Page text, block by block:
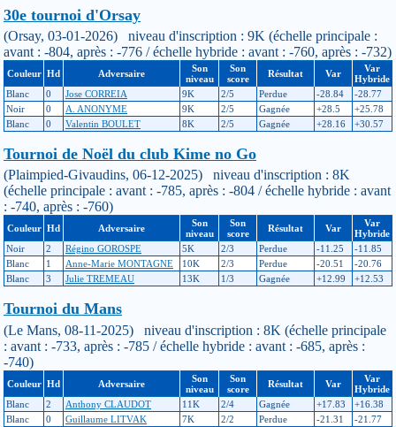
30e tournoi d'Orsay
(Orsay, 03-01-2026) niveau d'inscription : 9K (échelle principale :
avant : -804, après : -776 / échelle hybride : avant : -760, après : -732)
Couleur Hd Adversaire
Son
niveau
Son
score
Résultat Var
Var
Hybride
Blanc
0 Jose CORREIA 9K 2/5 Perdue -28.84
-28.77
Noir
0 A. ANONYME 9K 2/5 Gagnée +28.5
+25.78
Blanc
0 Valentin BOULET 8K 2/5 Gagnée +28.16 +30.57
Tournoi de Noël du club Kime no Go
(Plaimpied-Givaudins, 06-12-2025) niveau d'inscription : 8K
(échelle principale : avant : -785, après : -804 / échelle hybride : avant
: -740, après : -760)
Couleur Hd Adversaire
Son
niveau
Son
score
Résultat Var
Var
Hybride
Noir
2 Régino GOROSPE 5K 2/3 Perdue -11.25
-11.85
Blanc
1 Anne-Marie MONTAGNE 10K 2/3 Perdue -20.51
-20.76
Blanc
3 Julie TREMEAU 13K 1/3 Gagnée +12.99 +12.53
Tournoi du Mans
(Le Mans, 08-11-2025) niveau d'inscription : 8K (échelle principale
: avant : -733, après : -785 / échelle hybride : avant : -685, après :
-740)
Couleur Hd Adversaire
Son
niveau
Son
score
Résultat Var
Var
Hybride
Blanc
2 Anthony CLAUDOT 11K 2/4 Gagnée +17.83
+16.38
Blanc
0 Guillaume LITVAK 7K 2/2 Perdue -21.31
-21.77